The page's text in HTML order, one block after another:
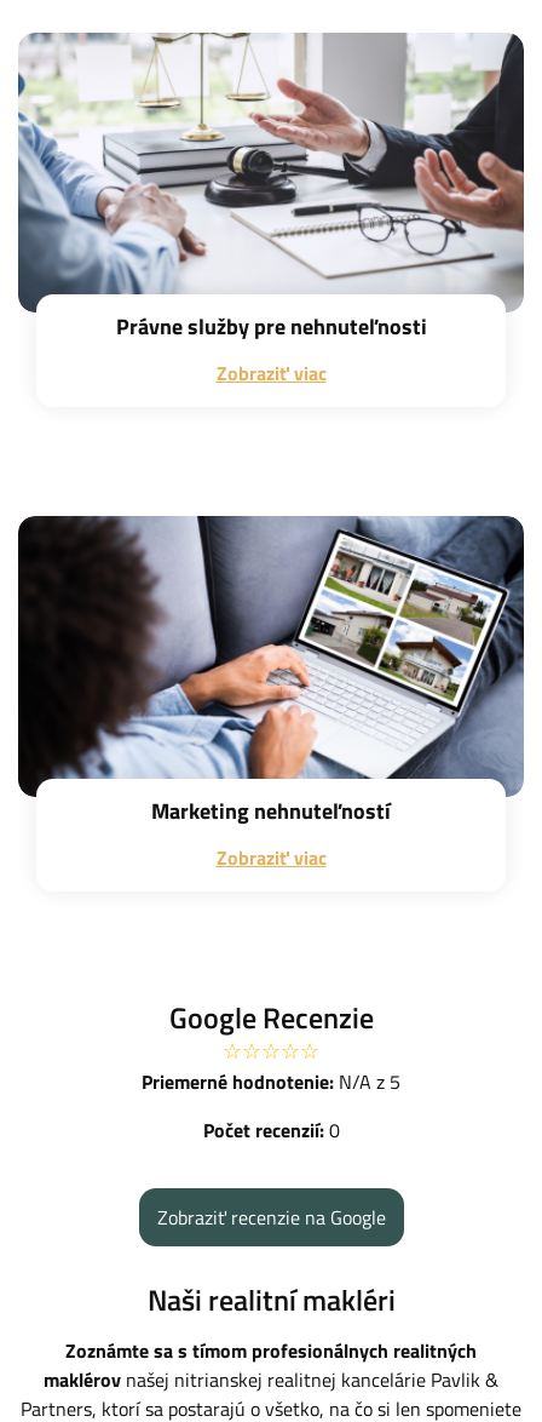
Právne služby pre nehnuteľnosti
Zobraziť viac
Marketing nehnuteľností
Zobraziť viac
Google Recenzie
☆☆☆☆☆
Priemerné hodnotenie: N/A z 5
Počet recenzií:0
Zobraziť recenzie na Google
Naši realitní makléri
Zoznámte sa s tímom profesionálnych realitných
maklérov našej nitrianskej realitnej kancelárie Pavlik &
Partners, ktorí sa postarajú o všetko, na čo si len spomeniete